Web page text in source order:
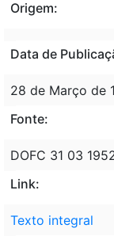
Origem:
Data de
28 de Março de
Fonte:
DOFC 31 03
Link:
Texto integral